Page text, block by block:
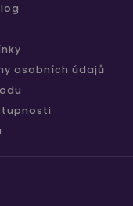
osobních údajů